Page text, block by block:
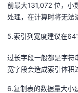
前最大131,072 位，小
处理，在计算时将无法
5.索引列宽度建议在64
过长字段一般都是字符
宽字段会造成索引体积
6.复制表的数据量大小